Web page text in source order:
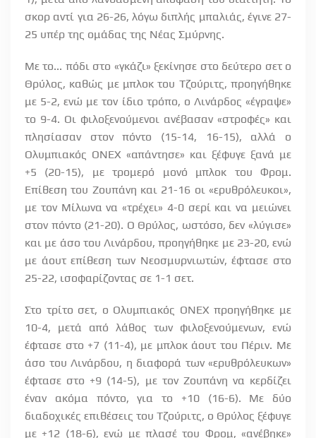
σκορ αντί για 26-26, λόγω διπλής μπαλιάς, έγινε 27-
25 υπέρ της ομάδας της Νέας Σμύρνης.
Με το... πόδι στο «γκάζι» ξεκίνησε στο δεύτερο σετ ο
Θρύλος, καθώς με μπλοκ του Τζούριτς, προηγήθηκε
με 5-2, ενώ με τον ίδιο τρόπο, ο Λινάρδος «έγραψε»
το 9-4. Οι φιλοξενούμενοι ανέβασαν «στροφές» και
πλησίασαν στον πόντο (15-14, 16-15), αλλά ο
Ολυμπιακός ΟΝΕΧ «απάντησε» και ξέφυγε ξανά με
+5 (20-15), με τρομερό μονό μπλοκ του Φρομ.
Επίθεση του Ζουπάνη και 21-16 οι «ερυθρόλευκοι»,
με τον Μίλωνα να «τρέχει» 4-0 σερί και να μειώνει
στον πόντο (21-20). Ο Θρύλος, ωστόσο, δεν «λύγισε»
και με άσο του Λινάρδου, προηγήθηκε με 23-20, ενώ
με άουτ επίθεση των Νεοσμυρνιωτών, έφτασε στο
25-22, ισοφαρίζοντας σε 1-1 σετ.
Στο τρίτο σετ, ο Ολυμπιακός ΟΝΕΧ προηγήθηκε με
10-4, μετά από λάθος των φιλοξενούμενων, ενώ
έφτασε στο +7 (11-4), με μπλοκ άουτ του Πέριν. Με
άσο του Λινάρδου, η διαφορά των «ερυθρόλευκων»
έφτασε στο +9 (14-5), με τον Ζουπάνη να κερδίζει
έναν ακόμα πόντο, για το +10 (16-6). Με δύο
διαδοχικές επιθέσεις του Τζούριτς, ο Θρύλος ξέφυγε
με +12 (18-6), ενώ με πλασέ του Φρομ, «ανέβηκε»